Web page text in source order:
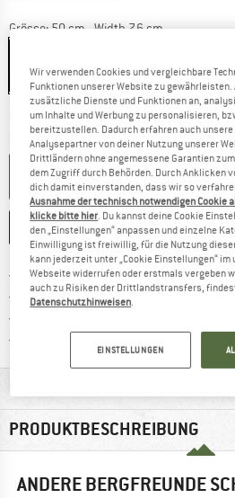
Grösse: 50 cm - Width 7,6 cm
15%
Lieferzeit: 3-5 WerktageDer Link öffnet
Menge:
IN DEN
MERKEN
Portofrei ab CHF 100 (CH)Finde
100 Tage RückgaberechtGehe
Trusted Shops Käuferschutz
PRODUKTBESCHREIBUNG
ANDERE BERGFREUNDE
Wir verwenden Cookies und vergleichbare
Funktionen unserer Website zu gewährleisten.
zusätzliche Dienste und Funktionen an,
um Inhalte und Werbung zu personalisieren,
bereitzustellen. Dadurch erfahren auch unsere
Analysepartner von deiner Nutzung unserer
Drittländern ohne angemessene Garantien
dem Zugriff durch Behörden. Durch Anklicken
dich damit einverstanden, dass wir so
Ausnahme der technisch notwendigen Cookie
klicke bitte hier. Du kannst deine Cookie
den „Einstellungen“ anpassen und einzelne
Einwilligung ist freiwillig, für die Nutzung
kann jederzeit unter „Cookie Einstellungen“
Webseite widerrufen oder erstmals vergeben
auch zu Risiken der Drittlandstransfers,
Datenschutzhinweisen.
EINSTELLUNGEN